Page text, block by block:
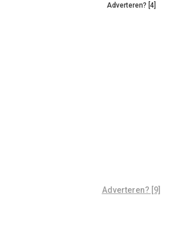
Adverteren? [4]
Adverteren? [9]